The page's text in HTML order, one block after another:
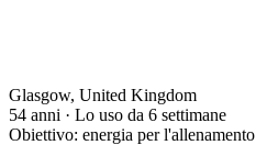
Glasgow, United Kingdom
54 anni · Lo uso da 6 settimane
Obiettivo: energia per l'allenamento